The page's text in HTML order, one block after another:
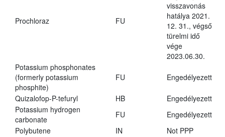
Prochloraz FU
visszavonás
hatálya 2021.
12. 31., végső
türelmi idő
vége
2023.06.30.
Potassium phosphonates
(formerly potassium
phosphite)
FU Engedélyezett
Quizalofop-P-tefuryl HB
Engedélyezett
Potassium hydrogen
carbonate
FU
Engedélyezett
Polybutene
IN
Not PPP